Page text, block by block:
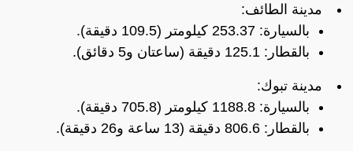
مدينة الطائف:
بالسيارة: 253.37 كيلومتر (109.5 دقيقة).
بالقطار: 125.1 دقيقة (ساعتان و5 دقائق).
مدينة تبوك:
بالسيارة: 1188.8 كيلومتر (705.8 دقيقة).
بالقطار: 806.6 دقيقة (13 ساعة و26 دقيقة).